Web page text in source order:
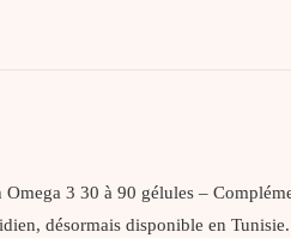
3 30 à 90 gélules –
désormais disponible en